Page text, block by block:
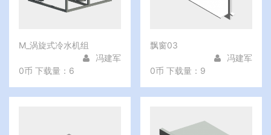
M_涡旋式冷水机组
冯建军
0币 下载量：6
飘窗03
冯建军
0币 下载量：9